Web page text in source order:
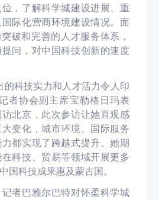
，了解科学城建设进展、重
际化营商环境建设情况。面
破和完善的人才服务体系，
问，对中国科技创新的速度
的科技实力和人才活力令人印
者协会副主席宝勒格日玛表
北京，此次参访让她直观感
变化，城市环境、国际服务
都实现了跨越式提升。她期
科技、贸易等领域开展更多
国科技成果惠及蒙古国。
者巴雅尔巴特对怀柔科学城